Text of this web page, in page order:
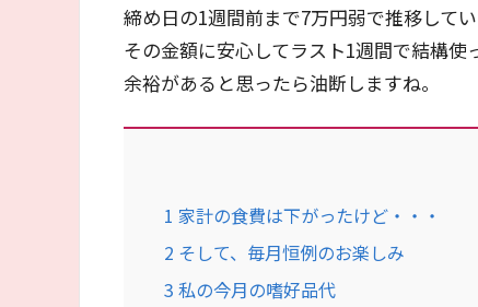
締め日の1週間前まで7万円弱で推移して
その金額に安心してラスト1週間で結構使
余裕があると思ったら油断しますね。
1 家計の食費は下がったけど・・・
2 そして、毎月恒例のお楽しみ
3 私の今月の嗜好品代